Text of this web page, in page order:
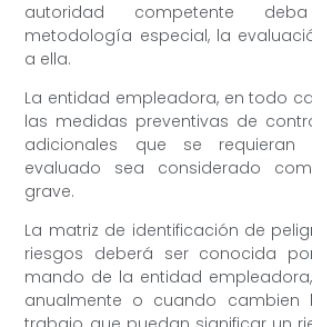
autoridad competente
metodología especial, la
a ella.
La entidad empleadora, en todo
las medidas preventivas de
adicionales que se
evaluado sea considerado
grave.
La matriz de identificación de
riesgos deberá ser conocida
mando de la entidad
anualmente o cuando cambien